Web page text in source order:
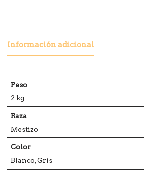
Información adicional
Peso
2 kg
Raza
Mestizo
Color
Blanco, Gris